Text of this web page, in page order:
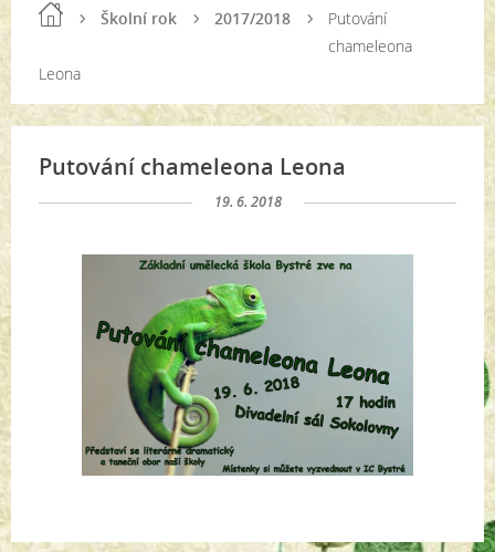
Školní rok 2017/2018
Putování
chameleona
Leona
Putování chameleona Leona
19. 6. 2018